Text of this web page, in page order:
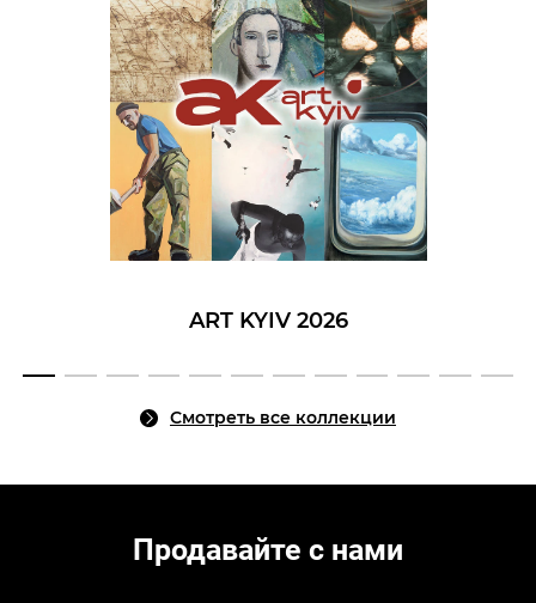
ART KYIV 2026
Смотреть все коллекции
Продавайте с нами